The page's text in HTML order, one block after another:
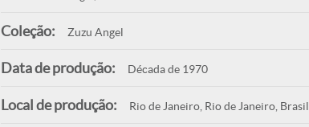
Coleção: Zuzu Angel
Data de produção: Década de 1970
Local de produção: Rio de Janeiro, Rio de Janeiro, Brasil